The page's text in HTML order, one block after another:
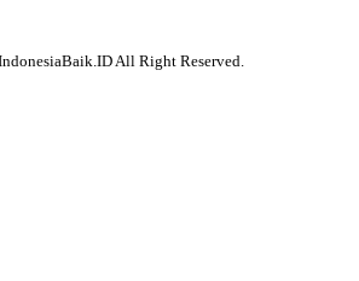
All Right Reserved.